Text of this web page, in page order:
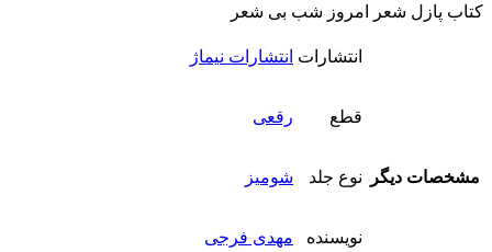
کتاب پازل شعر امروز شب بی شعر
مشخصات دیگر
انتشارات انتشارات نیماژ
قطع رقعی
نوع جلد شومیز
نویسنده مهدی فرجی